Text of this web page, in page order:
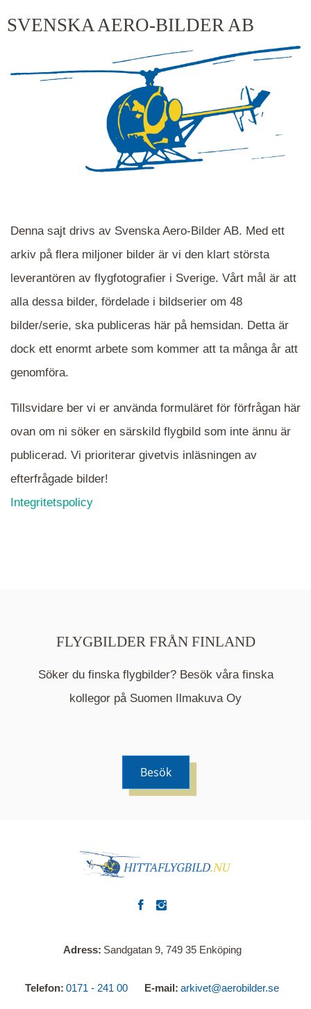
När du ser blåa, röda eller gröna mappar är det
en serie i varje. Dra i kartan för att komma
närmare det område Du söker och klicka på
mappen.
Mappen är en medelpunkt över fotat område och
kommer nu visa de fastigheter som finns just här.
SVENSKA AERO-BILDER AB
Denna sajt drivs av Svenska Aero-Bilder AB. Med ett
arkiv på flera miljoner bilder är vi den klart största
leverantören av flygfotografier i Sverige. Vårt mål är att
alla dessa bilder, fördelade i bildserier om 48
bilder/serie, ska publiceras här på hemsidan. Detta är
dock ett enormt arbete som kommer att ta många år att
genomföra.
Tillsvidare ber vi er använda formuläret för förfrågan här
ovan om ni söker en särskild flygbild som inte ännu är
publicerad. Vi prioriterar givetvis inläsningen av
efterfrågade bilder!
Integritetspolicy
FLYGBILDER FRÅN FINLAND
Söker du finska flygbilder? Besök våra finska
kollegor på Suomen Ilmakuva Oy
Besök
Adress Sandgatan 9, 749 35 Enköping
Telefon 0171 - 241 00 E-mail arkivet@aerobilder.se